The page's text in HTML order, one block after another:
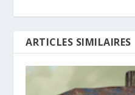
ARTICLES SIMILAIRES